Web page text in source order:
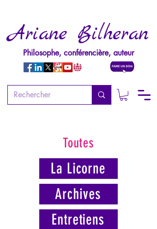
Ariane Bilheran
Philosophe, conférencière, auteur
Toutes
La Licorne
Archives
Entretiens